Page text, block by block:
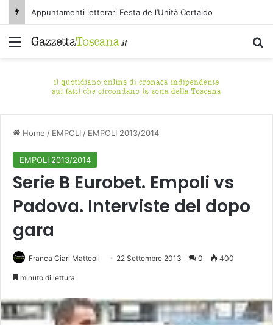
Appuntamenti letterari Festa de l’Unità Certaldo
Menu
Home / EMPOLI / EMPOLI 2013/2014
EMPOLI 2013/2014
Serie B Eurobet. Empoli vs
Padova. Interviste del dopo
gara
Franca Ciari Matteoli 22 Settembre 2013 0 400
minuto di lettura